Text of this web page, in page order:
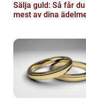
Sälja guld: Så får
mest av dina